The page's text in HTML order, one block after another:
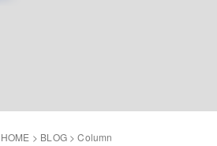
HOME > BLOG>Column